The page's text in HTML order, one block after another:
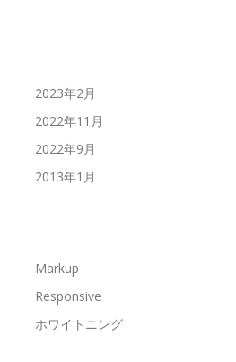
2023年2月
2022年11月
2022年9月
2013年1月
Markup
Responsive
ホワイトニング